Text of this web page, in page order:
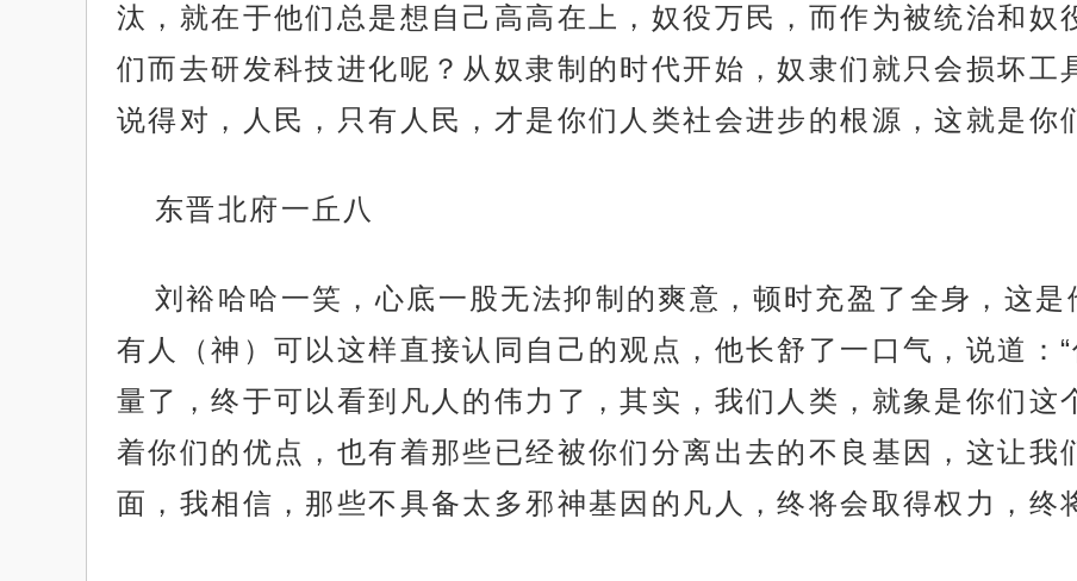
汰，就在于他们总是想自己高高在上，奴役万民，而作为被统治和奴
们而去研发科技进化呢？从奴隶制的时代开始，奴隶们就只会损坏工
说得对，人民，只有人民，才是你们人类社会进步的根源，这就是你
东晋北府一丘八
刘裕哈哈一笑，心底一股无法抑制的爽意，顿时充盈了全身，这
有人（神）可以这样直接认同自己的观点，他长舒了一口气，说道：
量了，终于可以看到凡人的伟力了，其实，我们人类，就象是你们这
着你们的优点，也有着那些已经被你们分离出去的不良基因，这让我
面，我相信，那些不具备太多邪神基因的凡人，终将会取得权力，终